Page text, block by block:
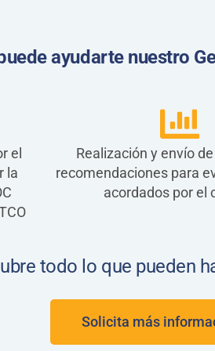
ayudarte nuestro
el
la
Realización y envío
recomendaciones para
acordados por el
todo lo que pueden
Solicita más